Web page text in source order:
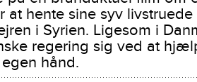
at hente sine syv
i Syrien. Ligesom i
regering sig ved at
hånd.